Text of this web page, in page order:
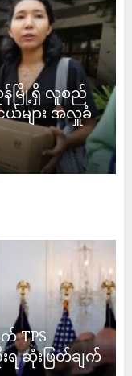
မြို့ရှိ လူစည်
ယ်များ အလှူခံ
TPS
ဆုံးဖြတ်ချက်